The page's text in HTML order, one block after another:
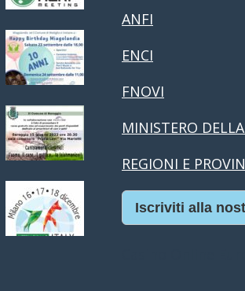
ANFI
ENCI
FNOVI
MINISTERO
REGIONI E
Iscriviti alla